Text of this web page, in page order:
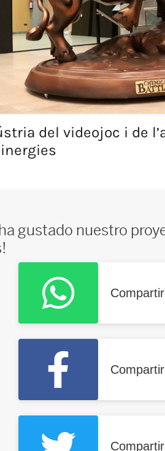
del videojoc i de
gustado nuestro